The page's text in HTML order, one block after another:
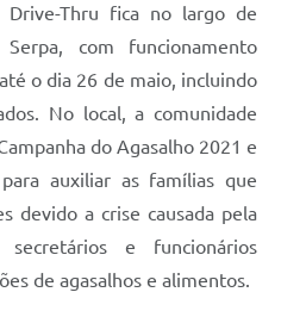
Thru fica no largo de
com funcionamento
o dia 26 de maio, incluindo
No local, a comunidade
do Agasalho 2021 e
auxiliar as famílias que
devido a crise causada pela
e funcionários
de agasalhos e alimentos.